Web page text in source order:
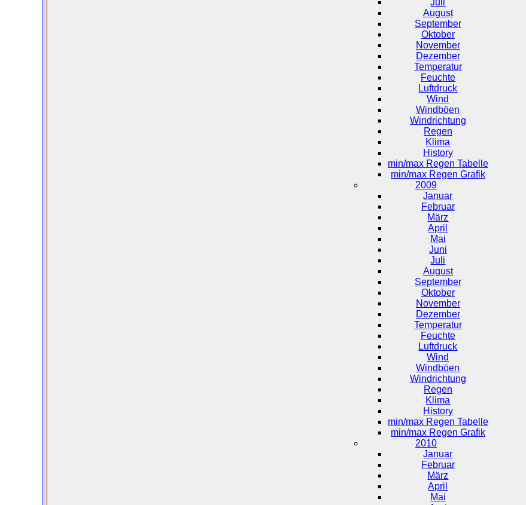
August
September
Oktober
November
Dezember
Temperatur
Feuchte
Luftdruck
Wind
Windböen
Windrichtung
Regen
Klima
History
min/max Regen Tabelle
min/max Regen Grafik
2009
Januar
Februar
März
April
Mai
Juni
Juli
August
September
Oktober
November
Dezember
Temperatur
Feuchte
Luftdruck
Wind
Windböen
Windrichtung
Regen
Klima
History
min/max Regen Tabelle
min/max Regen Grafik
2010
Januar
Februar
März
April
Mai